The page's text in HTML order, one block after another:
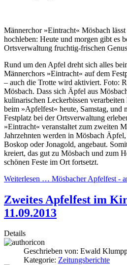
Männerchor »Eintracht« Mösbach
hochleben: Heute und morgen gibt es
Ortsverwaltung fruchtig-frischen
Rund um den Apfel dreht sich alles
Männerchors »Eintracht« auf dem
– auch die Trotte wird aktiviert. Foto:
Mösbach. Dass sich Äpfel aus
kulinarischen Leckerbissen
beim »Apfelfest« heute, Samstag, und
Festplatz bei der Ortsverwaltung
»Eintracht« veranstaltet zum zweiten
Jahrzehnten werden in Mösbach
Boskop oder Jonagold, angebaut.
kreiert, das gut zu Mösbach und zum
schönen Feste im Ort fortsetzt.
Weiterlesen … Mösbacher Apfelfest -
Zweites Apfelfest im
11.09.2013
Details
Geschrieben von: Ewald
Kategorie: Zeitungsberichte